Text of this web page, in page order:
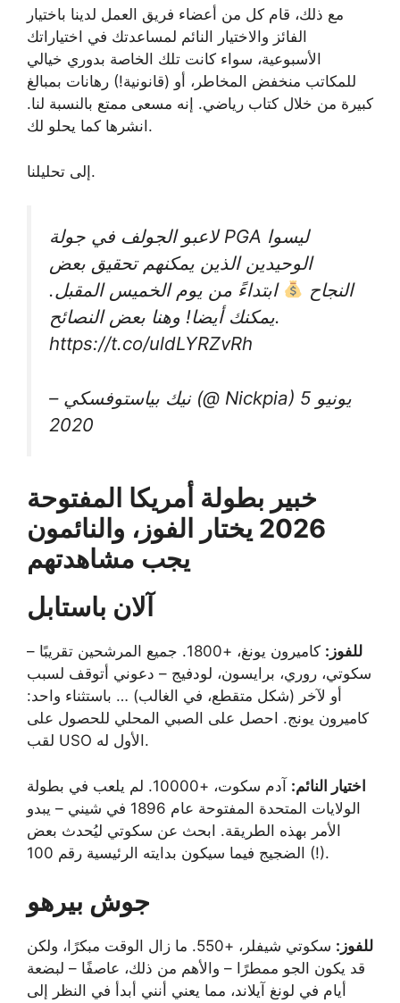
مع ذلك، قام كل من أعضاء فريق العمل لدينا باختيار
الفائز والاختيار النائم لمساعدتك في اختياراتك
الأسبوعية، سواء كانت تلك الخاصة بدوري خيالي
للمكاتب منخفض المخاطر، أو (قانونية!) رهانات بمبالغ
كبيرة من خلال كتاب رياضي. إنه مسعى ممتع بالنسبة لنا.
انشرها كما يحلو لك.
إلى تحليلنا.
لاعبو الجولف في جولة PGA ليسوا
الوحيدين الذين يمكنهم تحقيق بعض
النجاح
ابتداءً من يوم الخميس المقبل.
يمكنك أيضا! وهنا بعض النصائح.
https://t.co/uldLYRZvRh
– نيك بياستوفسكي (@ Nickpia) 5 يونيو
2020
خبير بطولة أمريكا المفتوحة
2026 يختار الفوز، والنائمون
يجب مشاهدتهم
آلان باستابل
للفوز:
كاميرون يونغ، +1800. جميع المرشحين تقريبًا –
سكوتي، روري، برايسون، لودفيج – دعوني أتوقف لسبب
أو لآخر (شكل متقطع، في الغالب) … باستثناء واحد:
كاميرون يونج. احصل على الصبي المحلي للحصول على
لقب USO الأول له.
اختيار النائم:
آدم سكوت، +10000. لم يلعب في بطولة
الولايات المتحدة المفتوحة عام 1896 في شيني – يبدو
الأمر بهذه الطريقة. ابحث عن سكوتي ليُحدث بعض
الضجيج فيما سيكون بدايته الرئيسية رقم 100 (!).
جوش بيرهو
للفوز:
سكوتي شيفلر، +550. ما زال الوقت مبكرًا، ولكن
قد يكون الجو ممطرًا – والأهم من ذلك، عاصفًا – لبضعة
أيام في لونغ آيلاند، مما يعني أنني أبدأ في النظر إلى